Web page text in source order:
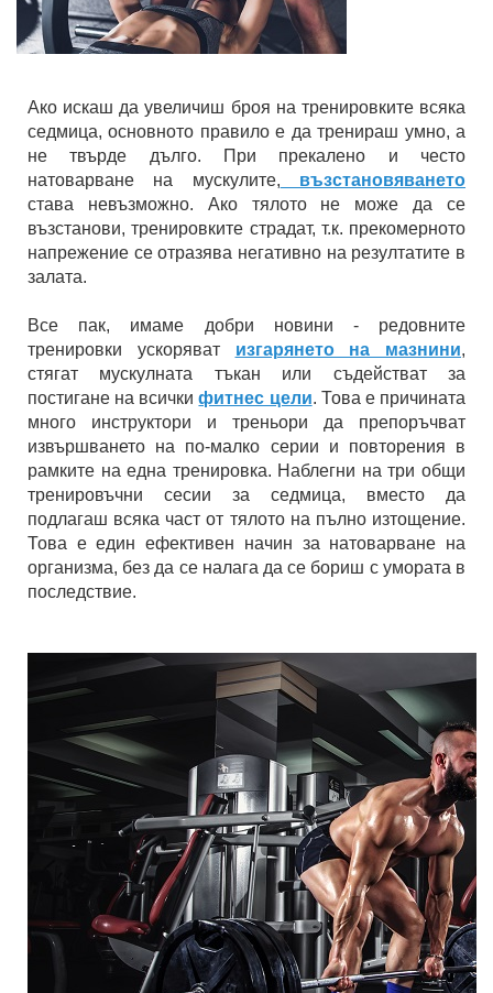
Ако искаш да увеличиш броя на тренировките всяка
седмица, основното правило е да тренираш умно, а
не твърде дълго. При прекалено и често
натоварване на мускулите, възстановяването
става невъзможно. Ако тялото не може да се
възстанови, тренировките страдат, т.к. прекомерното
напрежение се отразява негативно на резултатите в
залата.
Все пак, имаме добри новини - редовните
тренировки ускоряват изгарянето на мазнини,
стягат мускулната тъкан или съдействат за
постигане на всичкифитнес цели. Това е причината
много инструктори и треньори да препоръчват
извършването на по-малко серии и повторения в
рамките на една тренировка. Наблегни на три общи
тренировъчни сесии за седмица, вместо да
подлагаш всяка част от тялото на пълно изтощение.
Това е един ефективен начин за натоварване на
организма, без да се налага да се бориш с умората в
последствие.